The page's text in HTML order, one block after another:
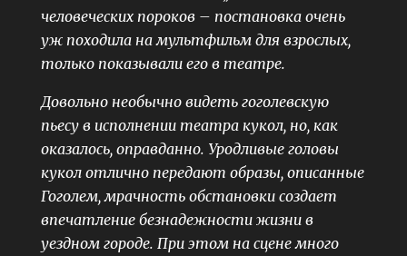
человеческих пороков – постановка очень
уж походила на мультфильм для взрослых,
только показывали его в театре.
Довольно необычно видеть гоголевскую
пьесу в исполнении театра кукол, но, как
оказалось, оправданно. Уродливые головы
кукол отлично передают образы, описанные
Гоголем, мрачность обстановки создает
впечатление безнадежности жизни в
уездном городе. При этом на сцене много